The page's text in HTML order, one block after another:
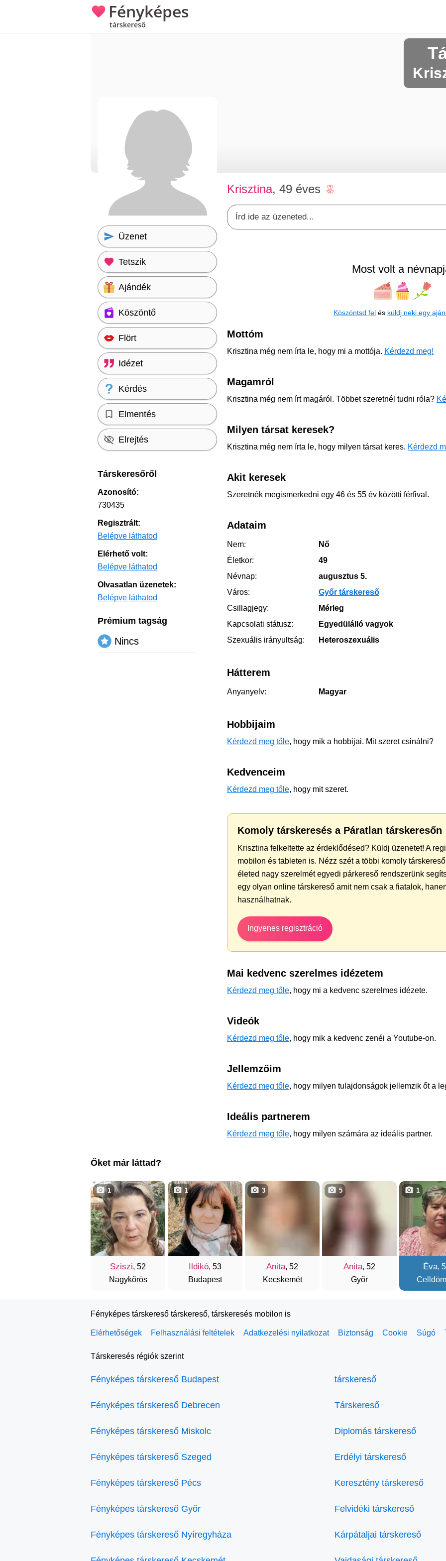
Fényképes
társkereső
Krisztina, 49 éves
Most volt a
Köszöntsd fel és küldj neki egy
Mottóm
Krisztina még nem írta le, hogy mi a mottója. Kérdezd meg!
Magamról
Krisztina még nem írt magáról. Többet szeretnél tudni róla?
Milyen társat keresek?
Krisztina még nem írta le, hogy milyen társat keres. Kérdezd
Akit keresek
Szeretnék megismerkedni egy 46 és 55 év közötti férfival.
Adataim
Nem:
Nő
Életkor:
49
Névnap:
augusztus 5.
Város:
Győr társkereső
Csillagjegy:
Mérleg
Kapcsolati státusz:
Egyedülálló vagyok
Szexuális irányultság:
Heteroszexuális
Hátterem
Anyanyelv: Magyar
Hobbijaim
Kérdezd meg tőle, hogy mik a hobbijai. Mit szeret csinálni?
Kedvenceim
Kérdezd meg tőle, hogy mit szeret.
Komoly társkeresés a Páratlan társkeresőn
Krisztina felkeltette az érdeklődésed? Küldj üzenetet! A
mobilon és tableten is. Nézz szét a többi komoly
életed nagy szerelmét egyedi párkereső rendszerünk
egy olyan online társkereső amit nem csak a fiatalok,
használhatnak.
Ingyenes regisztráció
Mai kedvenc szerelmes idézetem
Kérdezd meg tőle, hogy mi a kedvenc szerelmes idézete.
Videók
Kérdezd meg tőle, hogy mik a kedvenc zenéi a Youtube-on.
Jellemzőim
Kérdezd meg tőle, hogy milyen tulajdonságok jellemzik őt a
Ideális partnerem
Kérdezd meg tőle, hogy milyen számára az ideális partner.
Üzenet
Tetszik
Ajándék
Köszöntő
Flört
Idézet
Kérdés
Elmentés
Elrejtés
Társkeresőről
Azonosító:
730435
Regisztrált:
Belépve láthatod
Elérhető volt:
Belépve láthatod
Olvasatlan üzenetek:
Belépve láthatod
Prémium tagság
Nincs
Őket már láttad?
Sziszi, 52
Nagykőrös
1
Ildikó, 53
Budapest
1
Anita, 52
Kecskemét
3
Anita, 52
Győr
5
Éva,
1
Fényképes társkereső társkereső, társkeresés mobilon is
Elérhetőségek Felhasználási feltételek Adatkezelési nyilatkozat Biztonság Cookie Súgó
Társkeresés régiók szerint
Fényképes társkereső Budapest
Fényképes társkereső Debrecen
Fényképes társkereső Miskolc
Fényképes társkereső Szeged
Fényképes társkereső Pécs
Fényképes társkereső Győr
Fényképes társkereső Nyíregyháza
társkereső
Társkereső
Diplomás társkereső
Erdélyi társkereső
Keresztény társkereső
Felvidéki társkereső
Kárpátaljai társkereső